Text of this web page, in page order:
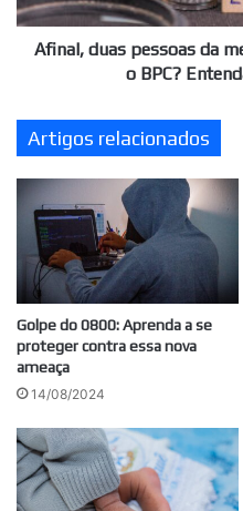
o
BPC?
funciona
Afinal, duas pessoas da
o BPC?
Artigos relacionados
Golpe do 0800: Aprenda a se
proteger contra essa nova
ameaça
14/08/2024